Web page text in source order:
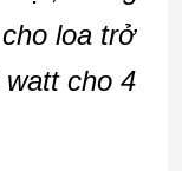
loa trở
cho 4